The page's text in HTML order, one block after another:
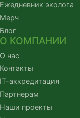
Ежедневник эколога
Мерч
Блог
О КОМПАНИИ
О нас
Контакты
IT-аккредитация
Партнерам
Наши проекты